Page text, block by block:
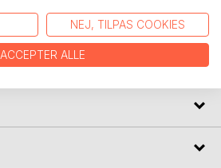
NEJ, TILPAS COOKIES
ACCEPTER ALLE